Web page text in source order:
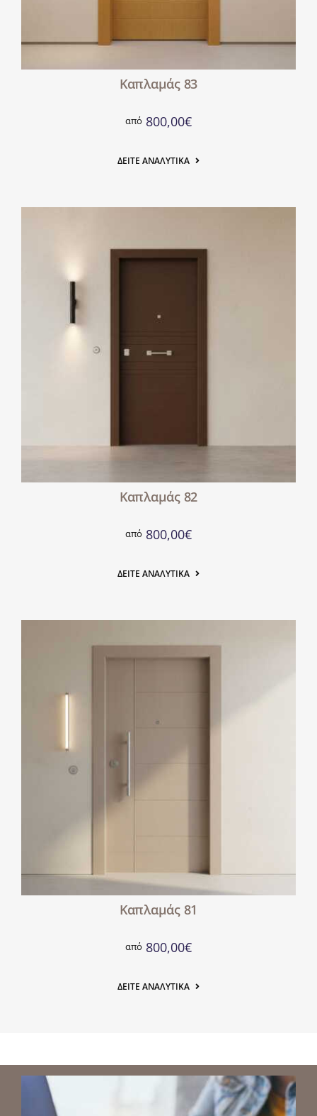
Καπλαμάς 83
από 800,00€
ΔΕΊΤΕ ΑΝΑΛΥΤΙΚΆ
Καπλαμάς 82
από 800,00€
ΔΕΊΤΕ ΑΝΑΛΥΤΙΚΆ
Καπλαμάς 81
από 800,00€
ΔΕΊΤΕ ΑΝΑΛΥΤΙΚΆ